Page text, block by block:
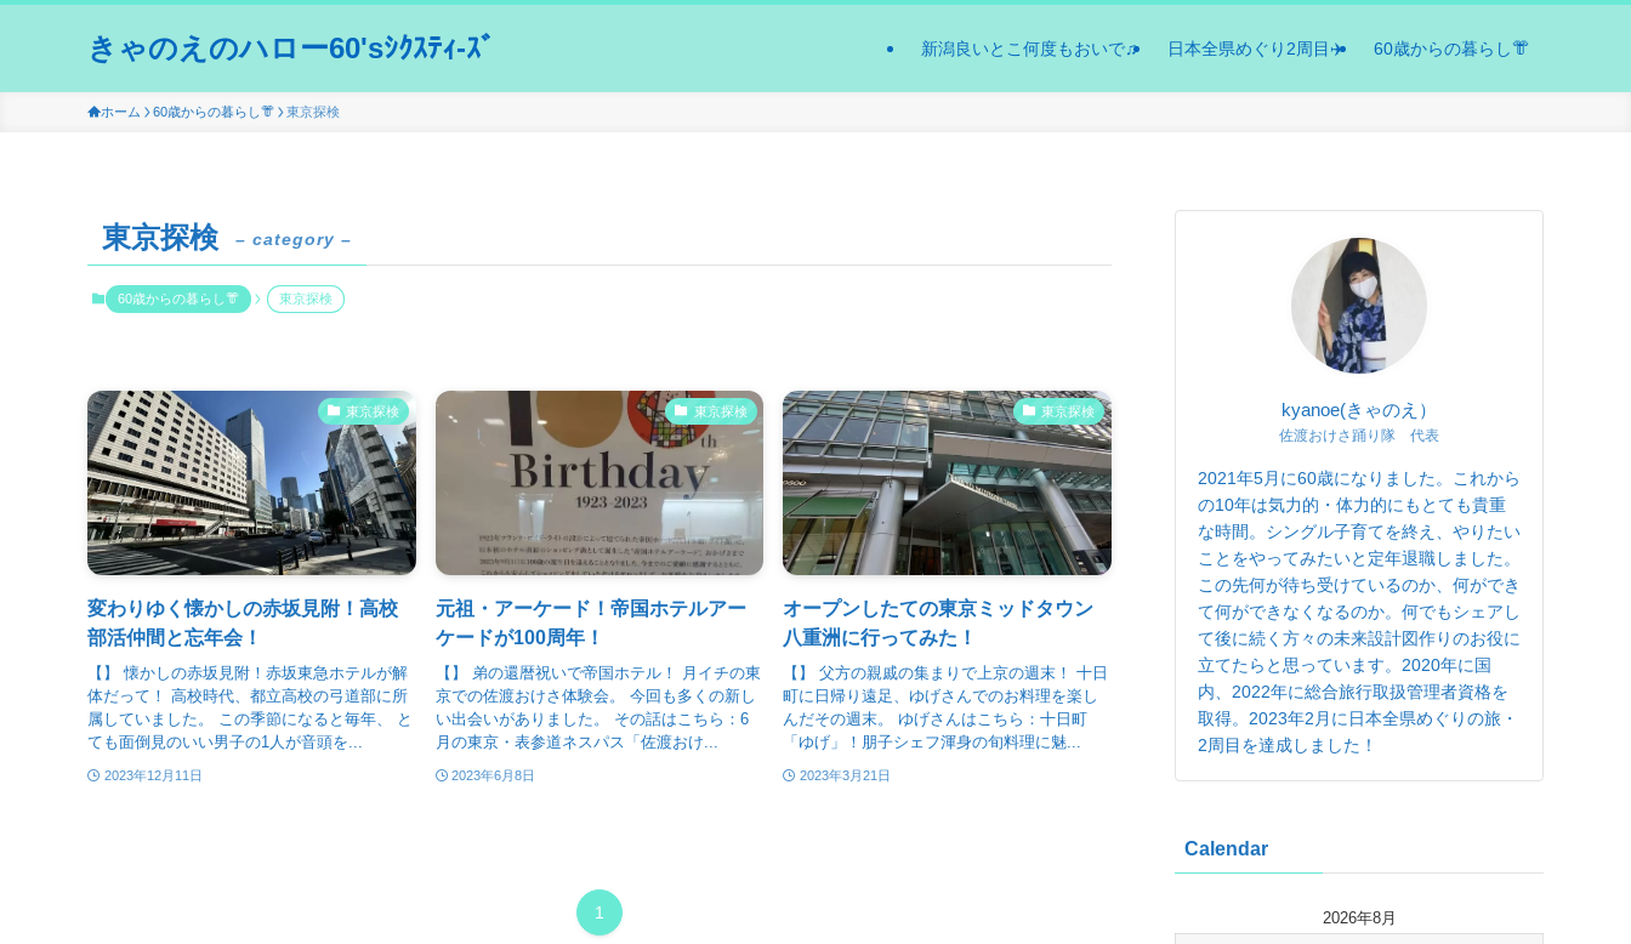
きゃのえのハロー60'sｼｸｽﾃｨ-ｽﾞ 新潟良いとこ何度もおいで♫ 日本全県めぐり2周目✈️ 60歳からの暮らし👘
ホーム 60歳からの暮らし👘 東京探検
東京探検 – category –
60歳からの暮らし👘 東京探検
東京探検
変わりゆく懐かしの赤坂見附！高校
部活仲間と忘年会！
【】 懐かしの赤坂見附！赤坂東急ホテルが解
体だって！ 高校時代、都立高校の弓道部に所
属していました。 この季節になると毎年、 と
ても面倒見のいい男子の1人が音頭を...
2023年12月11日
東京探検
元祖・アーケード！帝国ホテルアー
ケードが100周年！
【】 弟の還暦祝いで帝国ホテル！ 月イチの東
京での佐渡おけさ体験会。 今回も多くの新し
い出会いがありました。 その話はこちら：6
月の東京・表参道ネスパス「佐渡おけ...
2023年6月8日
東京探検
オープンしたての東京ミッドタウン
八重洲に行ってみた！
【】 父方の親戚の集まりで上京の週末！ 十日
町に日帰り遠足、ゆげさんでのお料理を楽し
んだその週末。 ゆげさんはこちら：十日町
「ゆげ」！朋子シェフ渾身の旬料理に魅...
2023年3月21日
1
kyanoe(きゃのえ）
佐渡おけさ踊り隊 代表
2021年5月に60歳になりました。これから
の10年は気力的・体力的にもとても貴重
な時間。シングル子育てを終え、やりたい
ことをやってみたいと定年退職しました。
この先何が待ち受けているのか、何ができ
て何ができなくなるのか。何でもシェアし
て後に続く方々の未来設計図作りのお役に
立てたらと思っています。2020年に国
内、2022年に総合旅行取扱管理者資格を
取得。2023年2月に日本全県めぐりの旅・
2周目を達成しました！
Calendar
2026年8月